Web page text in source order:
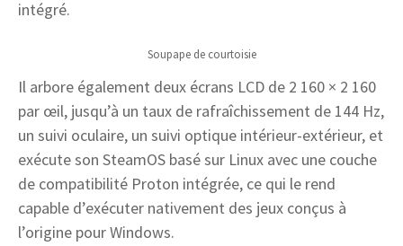
intégré.
Soupape de courtoisie
Il arbore également deux écrans LCD de 2 160 × 2 160
par œil, jusqu’à un taux de rafraîchissement de 144 Hz,
un suivi oculaire, un suivi optique intérieur-extérieur, et
exécute son SteamOS basé sur Linux avec une couche
de compatibilité Proton intégrée, ce qui le rend
capable d’exécuter nativement des jeux conçus à
l’origine pour Windows.